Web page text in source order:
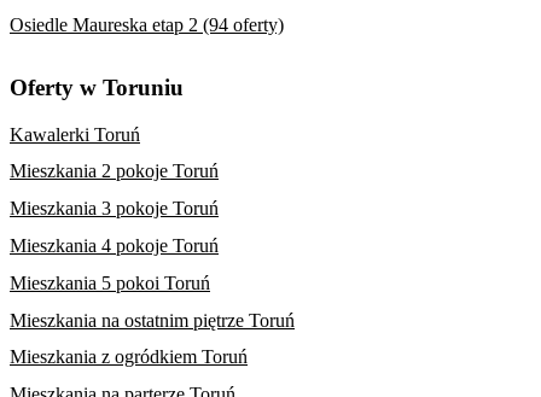
Osiedle Maureska etap 2 (94 oferty)
Oferty w Toruniu
Kawalerki Toruń
Mieszkania 2 pokoje Toruń
Mieszkania 3 pokoje Toruń
Mieszkania 4 pokoje Toruń
Mieszkania 5 pokoi Toruń
Mieszkania na ostatnim piętrze Toruń
Mieszkania z ogródkiem Toruń